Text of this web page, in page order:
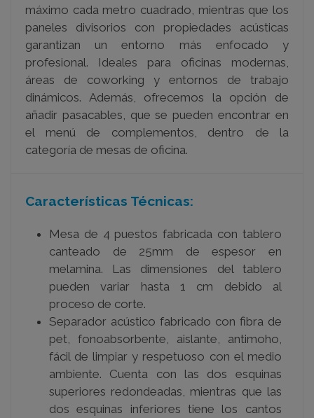
máximo cada metro cuadrado, mientras que los
paneles divisorios con propiedades acústicas
garantizan un entorno más enfocado y
profesional. Ideales para oficinas modernas,
áreas de coworking y entornos de trabajo
dinámicos. Además, ofrecemos la opción de
añadir pasacables, que se pueden encontrar en
el menú de complementos, dentro de la
categoría de mesas de oficina.
Características Técnicas:
Mesa de 4 puestos fabricada con tablero
canteado de 25mm de espesor en
melamina. Las dimensiones del tablero
pueden variar hasta 1 cm debido al
proceso de corte.
Separador acústico fabricado con fibra de
pet, fonoabsorbente, aislante, antimoho,
fácil de limpiar y respetuoso con el medio
ambiente. Cuenta con las dos esquinas
superiores redondeadas, mientras que las
dos esquinas inferiores tiene los cantos